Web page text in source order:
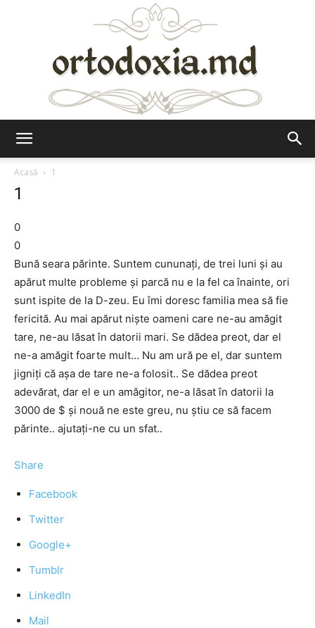
Acasă
1
1
0
0
Bună seara părinte. Suntem cununați, de trei luni și au
apărut multe probleme și parcă nu e la fel ca înainte, ori
sunt ispite de la D-zeu. Eu îmi doresc familia mea să fie
fericită. Au mai apărut niște oameni care ne-au amăgit
tare, ne-au lăsat în datorii mari. Se dădea preot, dar el
ne-a amăgit foarte mult… Nu am ură pe el, dar suntem
jigniți că așa de tare ne-a folosit.. Se dădea preot
adevărat, dar el e un amăgitor, ne-a lăsat în datorii la
3000 de $ și nouă ne este greu, nu știu ce să facem
părinte.. ajutați-ne cu un sfat..
Share
Facebook
Twitter
Google+
Tumblr
LinkedIn
Mail